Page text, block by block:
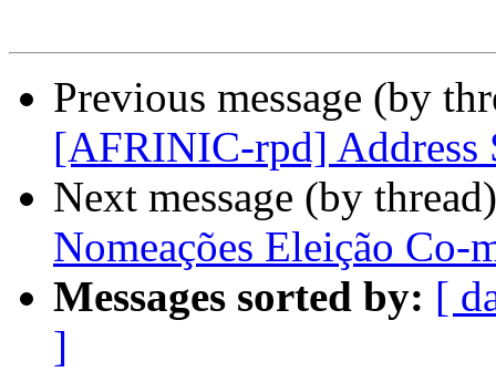
Previous message (by
[AFRINIC-rpd] Address
Next message (by
Nomeações Eleição Co-
Messages sorted by: [
]